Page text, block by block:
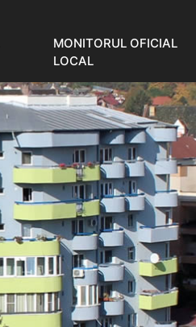
MONITORUL OFICIAL
LOCAL